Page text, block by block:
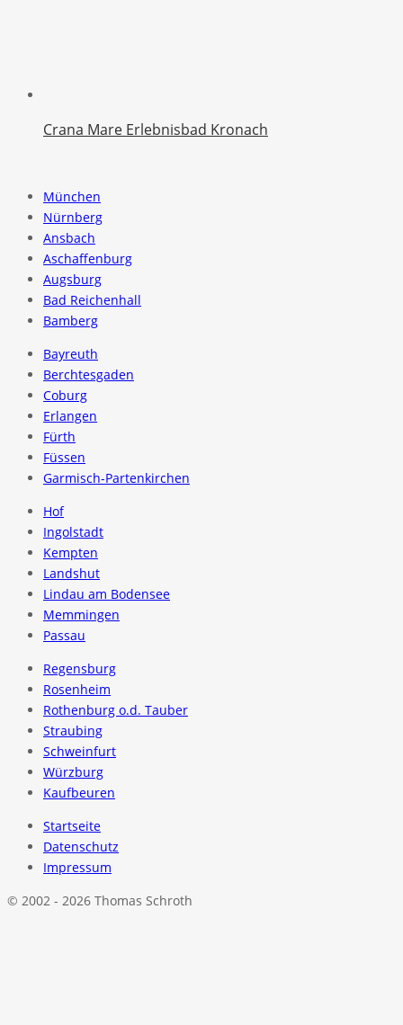
Crana Mare Erlebnisbad Kronach
München
Nürnberg
Ansbach
Aschaffenburg
Augsburg
Bad Reichenhall
Bamberg
Bayreuth
Berchtesgaden
Coburg
Erlangen
Fürth
Füssen
Garmisch-Partenkirchen
Hof
Ingolstadt
Kempten
Landshut
Lindau am Bodensee
Memmingen
Passau
Regensburg
Rosenheim
Rothenburg o.d. Tauber
Straubing
Schweinfurt
Würzburg
Kaufbeuren
Startseite
Datenschutz
Impressum
© 2002 - 2026 Thomas Schroth